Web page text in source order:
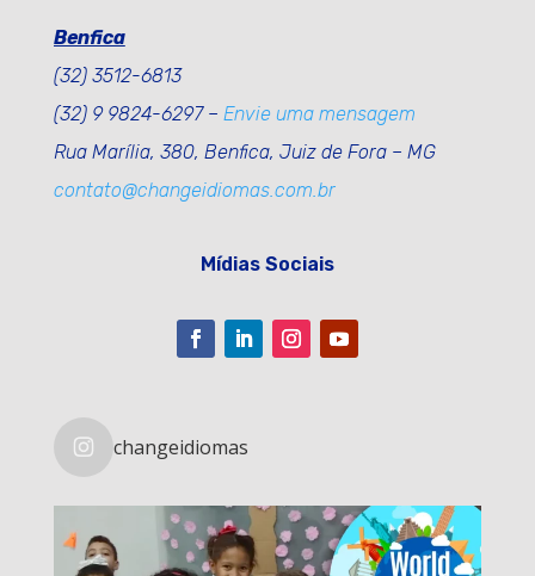
Benfica
(32) 3512-6813
(32) 9 9824-6297 – Envie uma mensagem
Rua Marília, 380, Benfica, Juiz de Fora – MG
contato@changeidiomas.com.br
Mídias Sociais
changeidiomas